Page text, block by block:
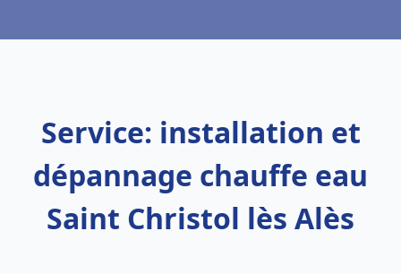
Service: installation et
dépannage chauffe eau
Saint Christol lès Alès